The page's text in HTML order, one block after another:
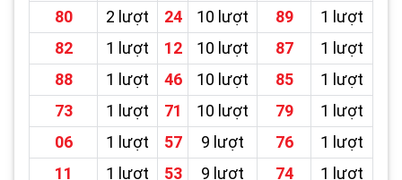
80
2 lượt 24 10 lượt 89
1 lượt
82
1 lượt 12 10 lượt 87
1 lượt
88
1 lượt 46 10 lượt 85
1 lượt
73
1 lượt 71 10 lượt 79
1 lượt
06
1 lượt 57 9 lượt 76
1 lượt
11
1 lượt 53 9 lượt 74
1 lượt